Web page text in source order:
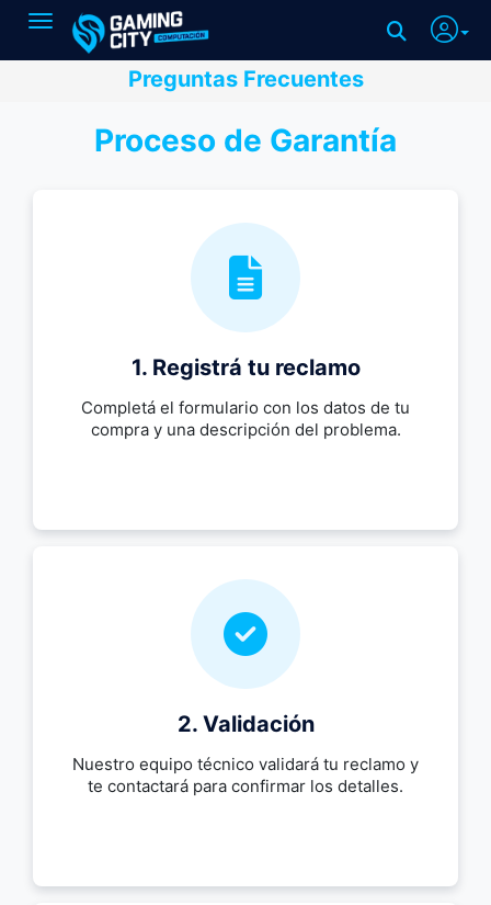
Toggle navigation
Preguntas Frecuentes
Proceso de Garantía
1. Registrá tu reclamo
Completá el formulario con los datos de tu
compra y una descripción del problema.
2. Validación
Nuestro equipo técnico validará tu reclamo y
te contactará para confirmar los detalles.